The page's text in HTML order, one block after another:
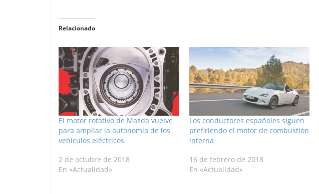
Relacionado
El motor rotativo de Mazda vuelve
para ampliar la autonomía de los
vehículos eléctricos
2 de octubre de 2018
En «Actualidad»
Los conductores españoles siguen
prefiriendo el motor de combustión
interna
16 de febrero de 2018
En «Actualidad»